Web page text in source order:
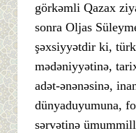
görkəmli Qazax
sonra Oljas
şəxsiyyətdir ki, türk
mədəniyyətinə,
adət-ənənəsinə,
dünyaduyumuna,
sərvətinə